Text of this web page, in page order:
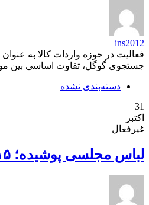
ins2012
فعالیت در حوزه واردات کالا به
جستجوی گوگل، تفاوت اساسی بین
دسته‌بندی نشده
31
اکتبر
غیرفعال
لباس مجلسی پوشیده؛ ۱۵ ایده بی‌نظیر برای استایل شیک و باوقار زنانه